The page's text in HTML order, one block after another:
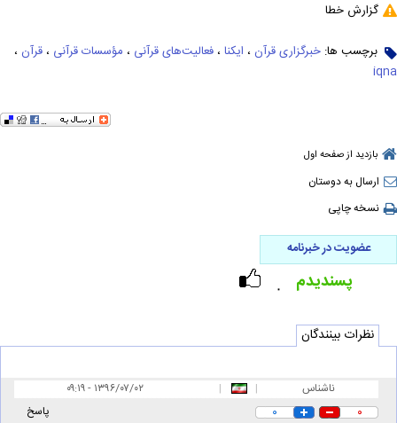
گزارش خطا
برچسب ها: خبرگزاری قرآن ، ایکنا ، فعالیت‌های قرآنی ، مؤسسات قرآنی ، قرآن ،
iqna
بازدید از صفحه اول
ارسال به دوستان
نسخه چاپی
عضویت در خبرنامه
۰ پسندیدم
نظرات بینندگان
ناشناس |
| ۰۹:۱۹ - ۱۳۹۶/۰۷/۰۲
۰ ۰ پاسخ